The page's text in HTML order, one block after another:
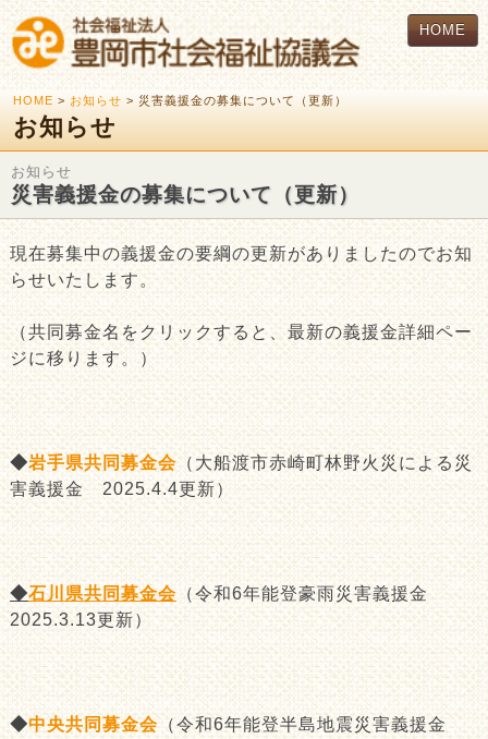
HOME
HOME > お知らせ > 災害義援金の募集について（更新）
お知らせ
お知らせ
災害義援金の募集について（更新）
現在募集中の義援金の要綱の更新がありましたのでお知
らせいたします。
（共同募金名をクリックすると、最新の義援金詳細ペー
ジに移ります。）
◆岩手県共同募金会（大船渡市赤崎町林野火災による災
害義援金 2025.4.4更新）
◆石川県共同募金会（令和6年能登豪雨災害義援金
2025.3.13更新）
◆中央共同募金会（令和6年能登半島地震災害義援金